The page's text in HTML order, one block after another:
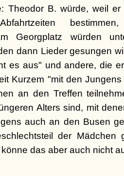
Theodor B. würde, weil
Georgplatz würden
dann Lieder gesungen
es aus" und andere, die
Kurzem "mit den
an den Treffen
Alters sind, mit
auch an den Busen
der Mädchen
das aber auch nicht